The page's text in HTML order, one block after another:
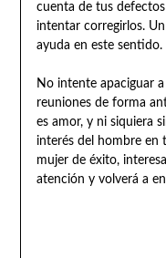
cuenta de tus
intentar corregirlos.
ayuda en este sentido.
No intente apaciguar
reuniones de forma
es amor, y ni siquiera
interés del hombre en
mujer de éxito,
atención y volverá a